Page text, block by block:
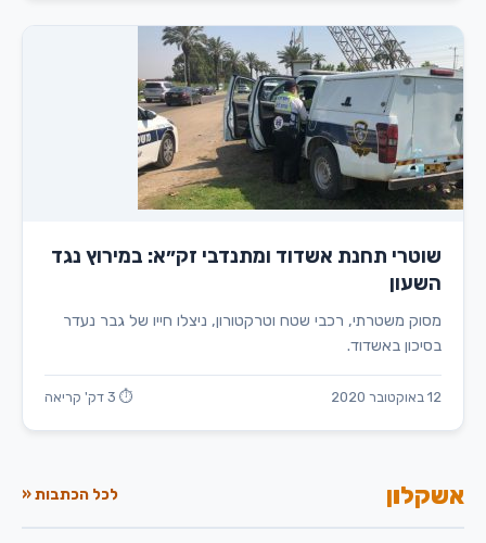
שוטרי תחנת אשדוד ומתנדבי זק״א: במירוץ נגד
השעון
מסוק משטרתי, רכבי שטח וטרקטורון, ניצלו חייו של גבר נעדר
בסיכון באשדוד.
12 באוקטובר 2020 ⏱ 3 דק' קריאה
אשקלון לכל הכתבות «